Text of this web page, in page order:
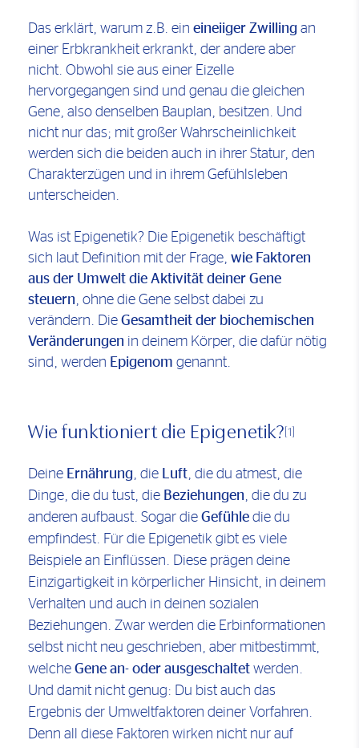
Das erklärt, warum z.B. ein eineiiger Zwilling an
einer Erbkrankheit erkrankt, der andere aber
nicht. Obwohl sie aus einer Eizelle
hervorgegangen sind und genau die gleichen
Gene, also denselben Bauplan, besitzen. Und
nicht nur das; mit großer Wahrscheinlichkeit
werden sich die beiden auch in ihrer Statur, den
Charakterzügen und in ihrem Gefühlsleben
unterscheiden.
Was ist Epigenetik? Die Epigenetik beschäftigt
sich laut Definition mit der Frage, wie Faktoren
aus der Umwelt die Aktivität deiner Gene
steuern, ohne die Gene selbst dabei zu
verändern. Die Gesamtheit der biochemischen
Veränderungen in deinem Körper, die dafür nötig
sind, werden Epigenom genannt.
Wie funktioniert die Epigenetik? [1]
Deine Ernährung, die Luft, die du atmest, die
Dinge, die du tust, die Beziehungen, die du zu
anderen aufbaust. Sogar die Gefühle die du
empfindest. Für die Epigenetik gibt es viele
Beispiele an Einflüssen. Diese prägen deine
Einzigartigkeit in körperlicher Hinsicht, in deinem
Verhalten und auch in deinen sozialen
Beziehungen. Zwar werden die Erbinformationen
selbst nicht neu geschrieben, aber mitbestimmt,
welche Gene an- oder ausgeschaltet werden.
Und damit nicht genug: Du bist auch das
Ergebnis der Umweltfaktoren deiner Vorfahren.
Denn all diese Faktoren wirken nicht nur auf